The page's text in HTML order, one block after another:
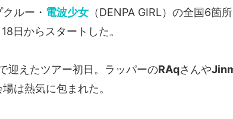
ルー・ 電波少女 （DENPA GIRL）の全国6箇
日からスタートした。
迎えたツアー初日。ラッパーのRAqさんや
は熱気に包まれた。